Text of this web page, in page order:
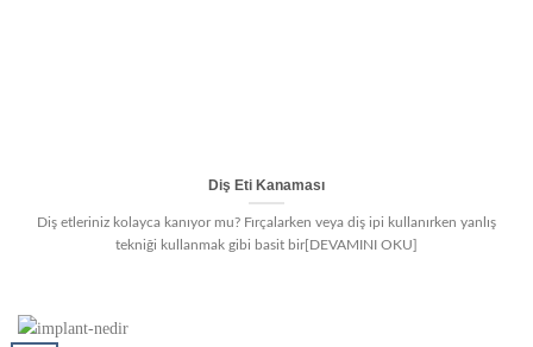
Diş Eti Kanaması
Diş etleriniz kolayca kanıyor mu? Fırçalarken veya diş ipi kullanırken yanlış
tekniği kullanmak gibi basit bir[DEVAMINI OKU]